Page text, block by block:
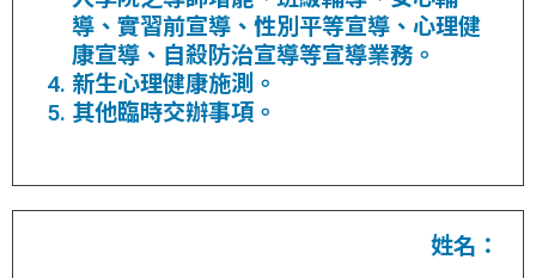
導、實習前宣導、性別平等宣導、心理健
康宣導、自殺防治宣導等宣導業務。
新生心理健康施測。
其他臨時交辦事項。
姓名：